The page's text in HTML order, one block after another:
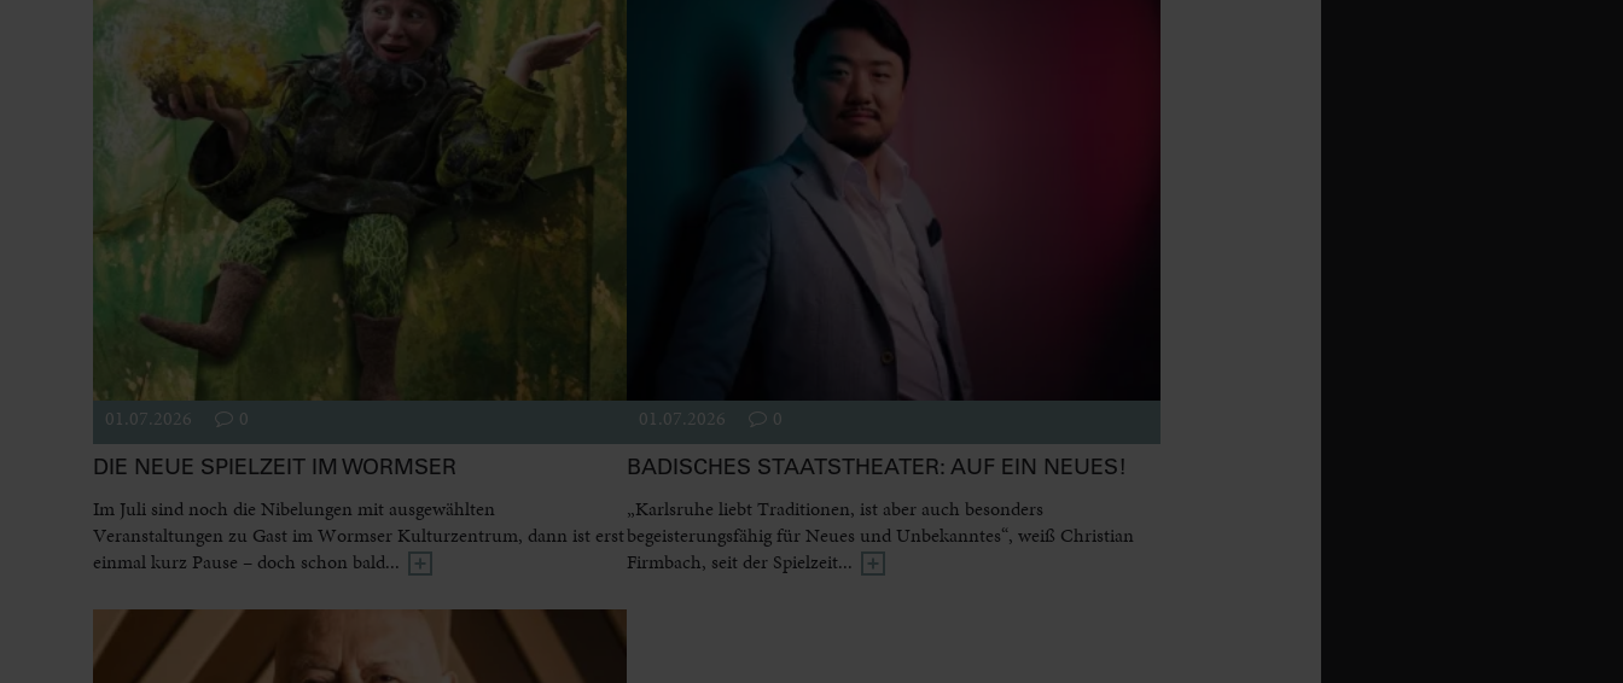
01.07.2026 0
DIE NEUE SPIELZEIT IM WORMSER
Im Juli sind noch die Nibelungen mit ausgewählten
Veranstaltungen zu Gast im Wormser Kulturzentrum, dann ist erst
einmal kurz Pause – doch schon bald...
01.07.2026 0
BADISCHES STAATSTHEATER: AUF EIN NEUES!
„Karlsruhe liebt Traditionen, ist aber auch besonders
begeisterungsfähig für Neues und Unbekanntes“, weiß Christian
Firmbach, seit der Spielzeit...